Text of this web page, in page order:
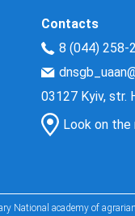
Contacts
8 (044) 258-
03127 Kyiv, str.
Look on the
National academy of